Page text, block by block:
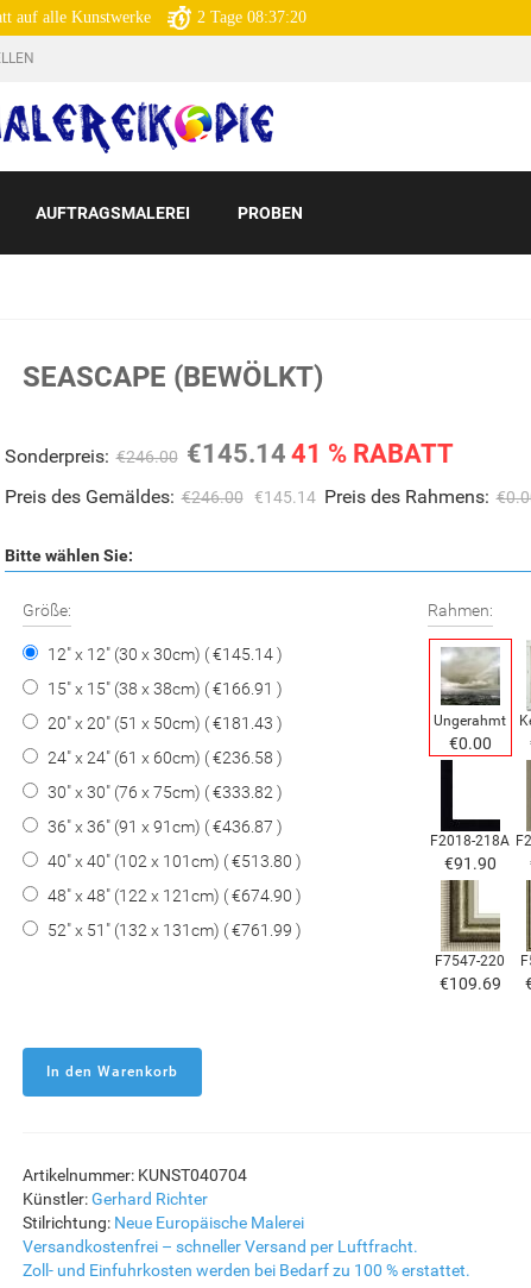
auf alle Kunstwerke 2 Tage 08:37:19
AUFTRAGSMALEREI PROBEN
SEASCAPE (BEWÖLKT)
Sonderpreis: €246.00 €145.14 41 % RABATT
Preis des Gemäldes: €246.00 €145.14 Preis des Rahmens:
Bitte wählen Sie:
Größe:
12" x 12" (30 x 30cm) ( €145.14 )
15" x 15" (38 x 38cm) ( €166.91 )
20" x 20" (51 x 50cm) ( €181.43 )
24" x 24" (61 x 60cm) ( €236.58 )
30" x 30" (76 x 75cm) ( €333.82 )
36" x 36" (91 x 91cm) ( €436.87 )
40" x 40" (102 x 101cm) ( €513.80 )
48" x 48" (122 x 121cm) ( €674.90 )
52" x 51" (132 x 131cm) ( €761.99 )
Rahmen:
Ungerahmt
€0.00
F2018-218A
€91.90
F7547-220
€109.69
Artikelnummer: KUNST040704
Künstler:Gerhard Richter
Stilrichtung: Neue Europäische Malerei
Versandkostenfrei – schneller Versand per Luftfracht.
Zoll- und Einfuhrkosten werden bei Bedarf zu 100 % erstattet.